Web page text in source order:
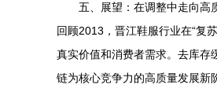
五、展望：在调整中走向高
回顾2013，晋江鞋服行业在“复
真实价值和消费者需求。去库存
链为核心竞争力的高质量发展新